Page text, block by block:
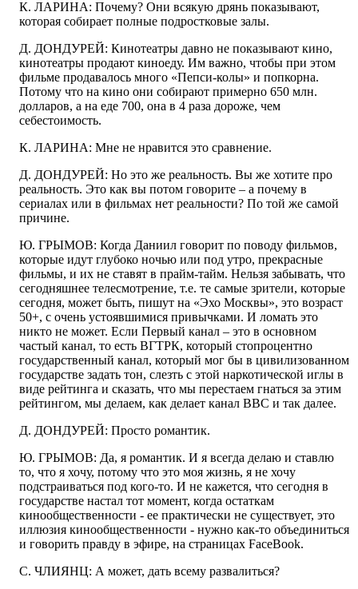
К. ЛАРИНА: Почему? Они всякую дрянь показывают,
которая собирает полные подростковые залы.
Д. ДОНДУРЕЙ: Кинотеатры давно не показывают кино,
кинотеатры продают киноеду. Им важно, чтобы при этом
фильме продавалось много «Пепси-колы» и попкорна.
Потому что на кино они собирают примерно 650 млн.
долларов, а на еде 700, она в 4 раза дороже, чем
себестоимость.
К. ЛАРИНА: Мне не нравится это сравнение.
Д. ДОНДУРЕЙ: Но это же реальность. Вы же хотите про
реальность. Это как вы потом говорите – а почему в
сериалах или в фильмах нет реальности? По той же самой
причине.
Ю. ГРЫМОВ: Когда Даниил говорит по поводу фильмов,
которые идут глубоко ночью или под утро, прекрасные
фильмы, и их не ставят в прайм-тайм. Нельзя забывать, что
сегодняшнее телесмотрение, т.е. те самые зрители, которые
сегодня, может быть, пишут на «Эхо Москвы», это возраст
50+, с очень устоявшимися привычками. И ломать это
никто не может. Если Первый канал – это в основном
частый канал, то есть ВГТРК, который стопроцентно
государственный канал, который мог бы в цивилизованном
государстве задать тон, слезть с этой наркотической иглы в
виде рейтинга и сказать, что мы перестаем гнаться за этим
рейтингом, мы делаем, как делает канал ВВС и так далее.
Д. ДОНДУРЕЙ: Просто романтик.
Ю. ГРЫМОВ: Да, я романтик. И я всегда делаю и ставлю
то, что я хочу, потому что это моя жизнь, я не хочу
подстраиваться под кого-то. И не кажется, что сегодня в
государстве настал тот момент, когда остаткам
кинообщественности - ее практически не существует, это
иллюзия кинообщественности - нужно как-то объединиться
и говорить правду в эфире, на страницах FaceBook.
С. ЧЛИЯНЦ: А может, дать всему развалиться?